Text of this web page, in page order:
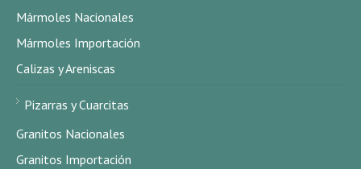
Mármoles Nacionales
Mármoles Importación
Calizas y Areniscas
Pizarras y Cuarcitas
Granitos Nacionales
Granitos Importación